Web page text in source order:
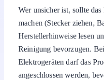
Wer unsicher ist, sollte
machen (Stecker ziehen,
Herstellerhinweise lesen
Reinigung bevorzugen.
Elektrogeräten darf das
angeschlossen werden,